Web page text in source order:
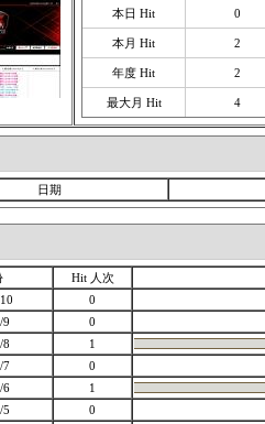
本日 Hit
0
本月 Hit 2
年度 Hit 2
最大月 Hit 4
日期
Hit 人次
0
9
0
8
1
7
0
6
1
5
0